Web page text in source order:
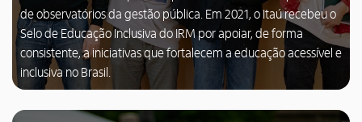
de observatórios da gestão pública. Em 2021, o Itaú recebeu o
Selo de Educação Inclusiva do IRM por apoiar, de forma
consistente, a iniciativas que fortalecem a educação acessível e
inclusiva no Brasil.